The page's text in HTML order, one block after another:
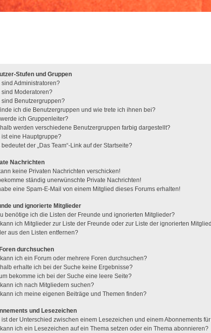
Stufen und Gruppen
sind Administratoren?
sind Moderatoren?
sind Benutzergruppen?
ich die Benutzergruppen und wie trete ich ihnen bei?
ich Gruppenleiter?
werden verschiedene Benutzergruppen farbig dargestellt?
ist eine Hauptgruppe?
bedeutet der „Das Team“-Link auf der Startseite?
Nachrichten
keine Privaten Nachrichten verschicken!
ständig unerwünschte Private Nachrichten!
eine Spam-E-Mail von einem Mitglied dieses Forums erhalten!
und ignorierte Mitglieder
benötige ich die Listen der Freunde und ignorierten Mitglieder?
ich Mitglieder zur Liste der Freunde oder zur Liste der ignorierten
aus den Listen entfernen?
durchsuchen
ich ein Forum oder mehrere Foren durchsuchen?
erhalte ich bei der Suche keine Ergebnisse?
bekomme ich bei der Suche eine leere Seite?
ich nach Mitgliedern suchen?
ich meine eigenen Beiträge und Themen finden?
und Lesezeichen
ist der Unterschied zwischen einem Lesezeichen und einem Abonnements
ich ein Lesezeichen auf ein Thema setzen oder ein Thema abonnieren?